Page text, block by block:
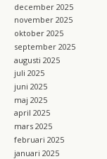
december 2025
november 2025
oktober 2025
september 2025
augusti 2025
juli 2025
juni 2025
maj 2025
april 2025
mars 2025
februari 2025
januari 2025